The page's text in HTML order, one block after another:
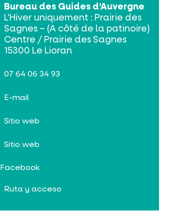
Bureau des Guides d’Auvergne
L’Hiver uniquement : Prairie des
Sagnes – (A côté de la patinoire)
Centre / Prairie des Sagnes
15300 Le Lioran
07 64 06 34 93
E-mail
Sitio web
Sitio web
Facebook
Ruta y acceso